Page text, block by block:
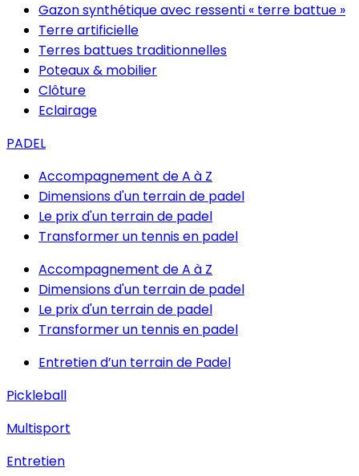
Gazon synthétique avec ressenti « terre battue »
Terre artificielle
Terres battues traditionnelles
Poteaux & mobilier
Clôture
Eclairage
PADEL
Accompagnement de A à Z
Dimensions d'un terrain de padel
Le prix d'un terrain de padel
Transformer un tennis en padel
Accompagnement de A à Z
Dimensions d'un terrain de padel
Le prix d'un terrain de padel
Transformer un tennis en padel
Entretien d’un terrain de Padel
Pickleball
Multisport
Entretien